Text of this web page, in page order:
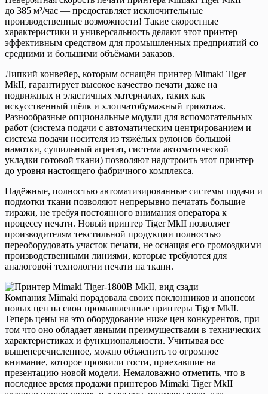
до 385 м²/час — предоставляет исключительные
производственные возможности! Такие скоростные
характеристики и универсальность делают этот принтер
эффективным средством для промышленных предприятий со
средними и большими объёмами заказов.
Липкий конвейер, которым оснащён принтер Mimaki Tiger
MkII, гарантирует высокое качество печати даже на
подвижных и эластичных материалах, таких как
искусственный шёлк и хлопчатобумажный трикотаж.
Разнообразные опциональные модули для вспомогательных
работ (система подачи с автоматическим центрированием и
система подачи носителя из тяжёлых рулонов большой
намотки, сушильный агрегат, система автоматической
укладки готовой ткани) позволяют надстроить этот принтер
до уровня настоящего фабричного комплекса.
Надёжные, полностью автоматизированные системы подачи и
подмотки ткани позволяют непрерывно печатать большие
тиражи, не требуя постоянного внимания оператора к
процессу печати. Новый принтер Tiger MkII позволяет
производителям текстильной продукции полностью
переоборудовать участок печати, не оснащая его громоздкими
производственными линиями, которые требуются для
аналоговой технологии печати на ткани.
Компания Mimaki порадовала своих поклонников и анонсом
новых цен на свои промышленные принтеры Tiger MkII.
Теперь цены на это оборудование ниже цен конкурентов, при
том что оно обладает явными преимуществами в технических
характеристиках и функциональности. Учитывая все
вышеперечисленное, можно объяснить то огромное
внимание, которое проявили гости, приехавшие на
презентацию новой модели. Немаловажно отметить, что в
последнее время продажи принтеров Mimaki Tiger MkII